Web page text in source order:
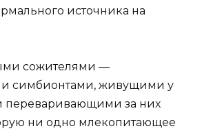
источника на
сожителями —
симбионтами, живущими у
переваривающими за них
ни одно млекопитающее